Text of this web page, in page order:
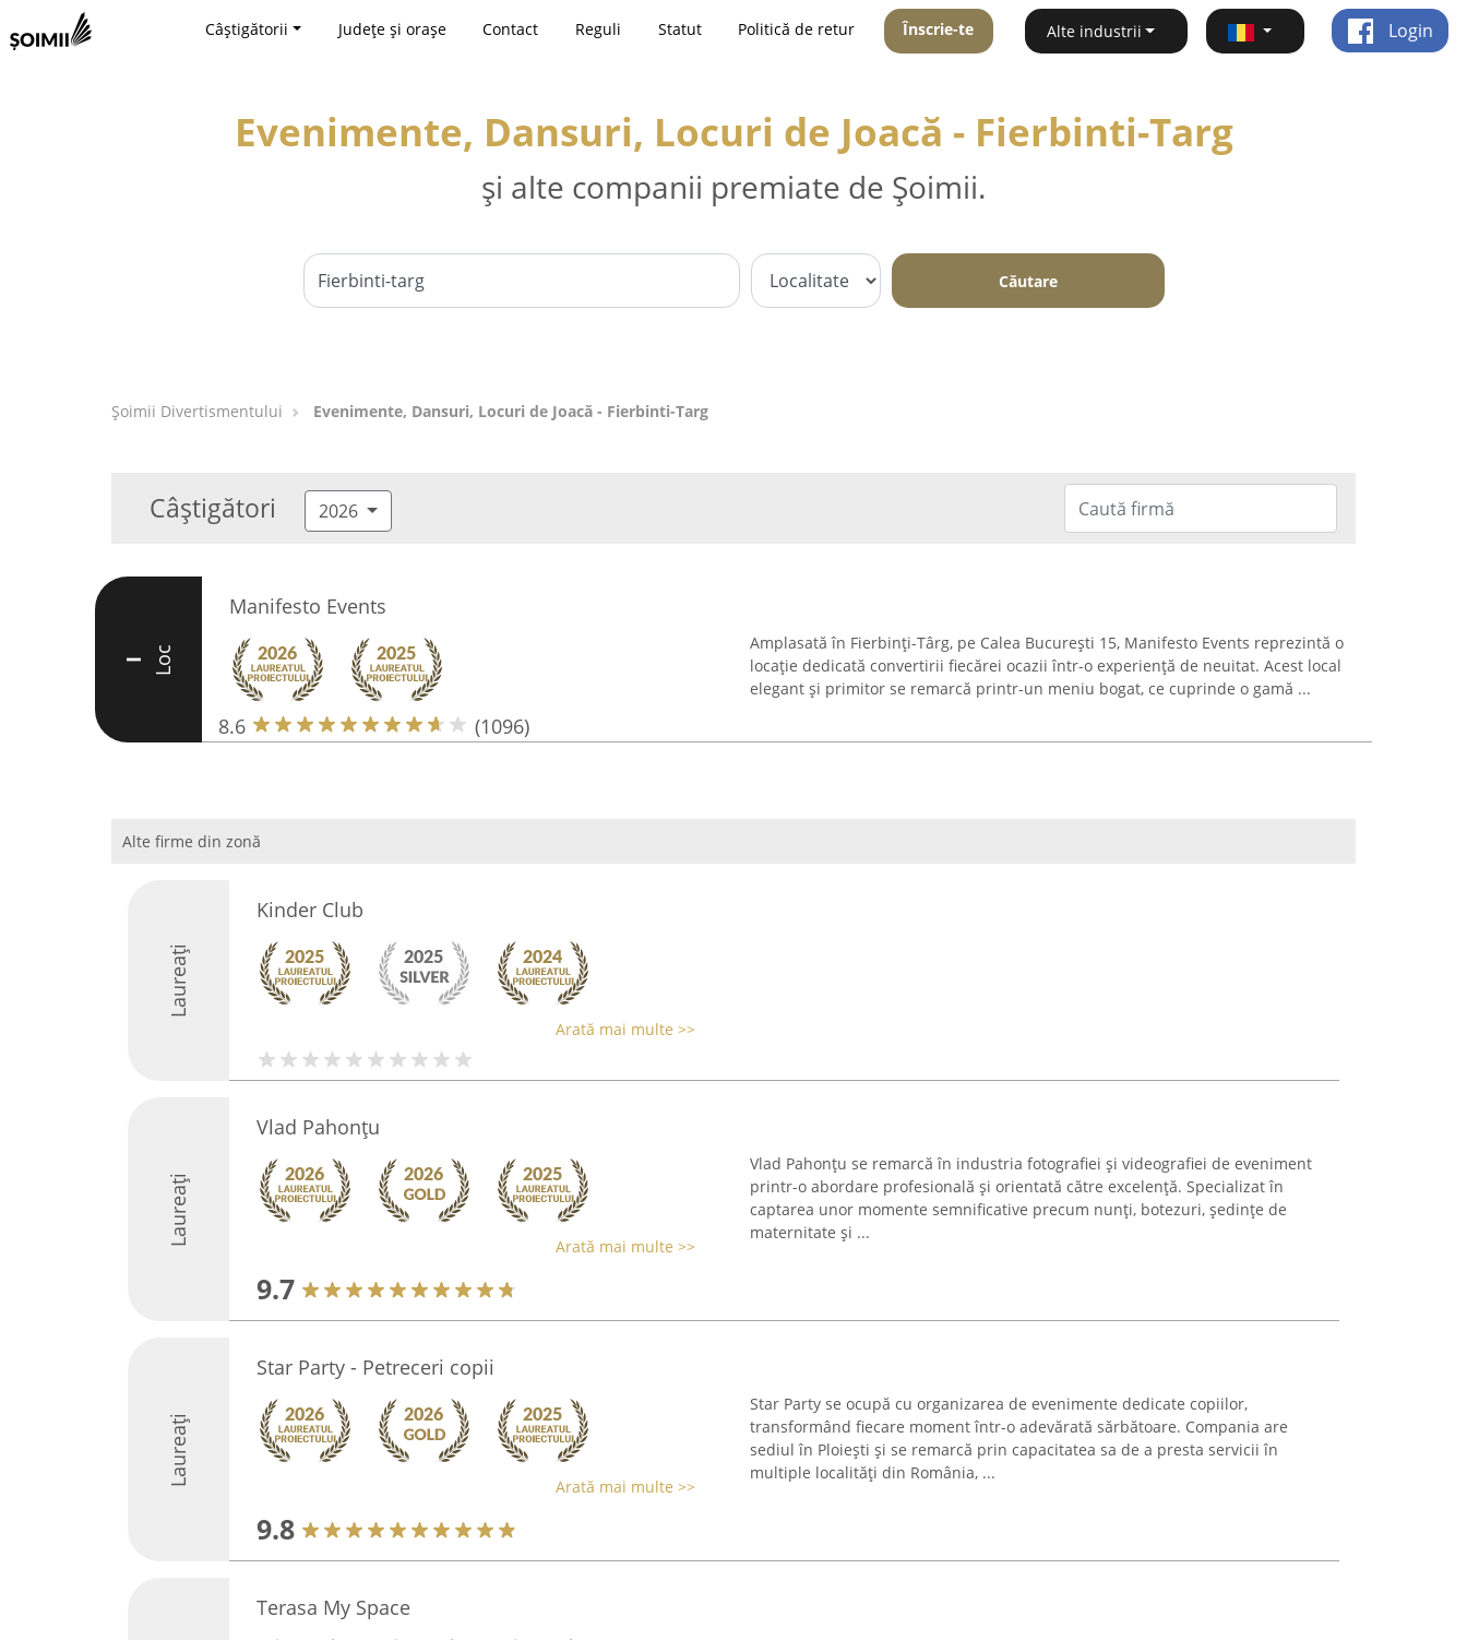
Câștigătorii Județe și orașe Contact Reguli Statut Politică de retur Înscrie-te Alte industrii Login
Evenimente, Dansuri, Locuri de Joacă - Fierbinti-Targ
și alte companii premiate de Șoimii.
Căutare
Şoimii Divertismentului Evenimente, Dansuri, Locuri de Joacă - Fierbinti-Targ
Câștigători 2026
I Loc
Manifesto Events
8.6 (1096)
Amplasată în Fierbinți-Târg, pe Calea București 15, Manifesto Events reprezintă o
locație dedicată convertirii fiecărei ocazii într-o experiență de neuitat. Acest local
elegant și primitor se remarcă printr-un meniu bogat, ce cuprinde o gamă ...
Alte firme din zonă
Laureați
Kinder Club
Arată mai multe >>
Laureați
Vlad Pahonţu
Arată mai multe >>
9.7
Vlad Pahonțu se remarcă în industria fotografiei și videografiei de eveniment
printr-o abordare profesională și orientată către excelență. Specializat în
captarea unor momente semnificative precum nunți, botezuri, ședințe de
maternitate și ...
Laureați
Star Party - Petreceri copii
Arată mai multe >>
9.8
Star Party se ocupă cu organizarea de evenimente dedicate copiilor,
transformând fiecare moment într-o adevărată sărbătoare. Compania are
sediul în Ploiești și se remarcă prin capacitatea sa de a presta servicii în
multiple localități din România, ...
Terasa My Space